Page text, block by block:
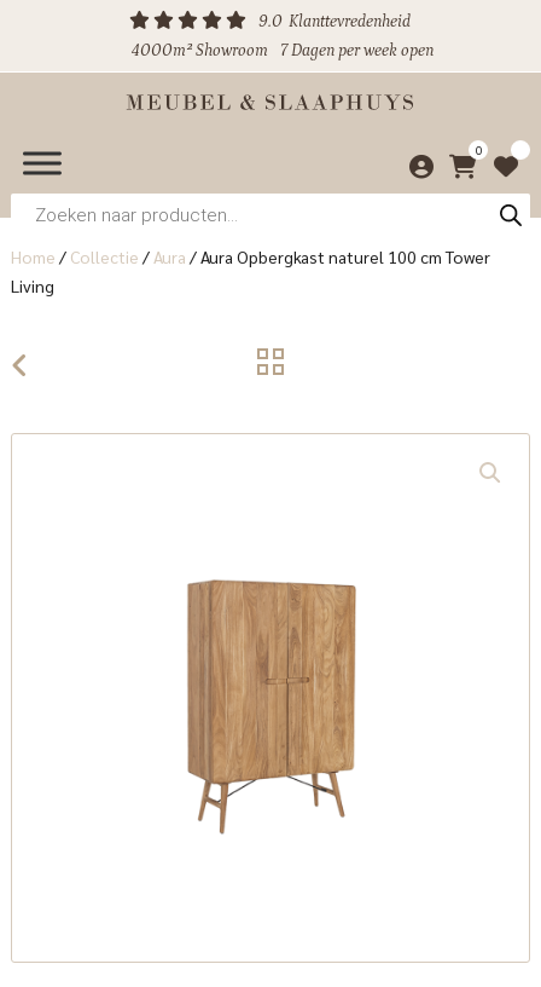
9.0 Klanttevredenheid
4000m² Showroom
7 Dagen per week open
0
Producten
zoeken
Home / Collectie / Aura /Aura Opbergkast naturel 100 cm Tower
Living